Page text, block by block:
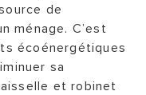
de
ménage. C’est
écoénergétiques
sa
et robinet